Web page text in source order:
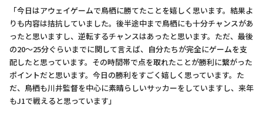
「今日はアウェイゲームで鳥栖に勝てたことを嬉しく思います。結果よ
りも内容は拮抗していました。後半途中まで鳥栖にも十分チャンスがあ
ったと思いますし、逆転するチャンスはあったと思います。ただ、最後
の20～25分ぐらいまでに関して言えば、自分たちが完全にゲームを支
配したと思っています。その時間帯で点を取れたことが勝利に繋がった
ポイントだと思います。今日の勝利をすごく嬉しく思っています。た
だ、鳥栖も川井監督を中心に素晴らしいサッカーをしていますし、来年
もJ1で戦えると思っています」